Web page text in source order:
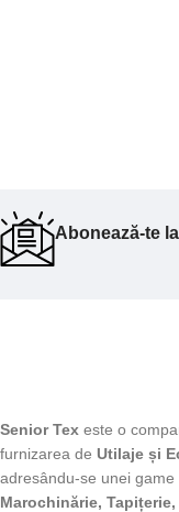
Abonează-te
Senior Tex este o
furnizarea de Utilaje și
adresându-se unei
Marochinărie,